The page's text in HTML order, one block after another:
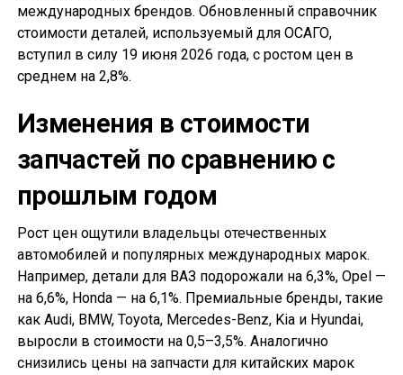
международных брендов. Обновленный справочник
стоимости деталей, используемый для ОСАГО,
вступил в силу 19 июня 2026 года, с ростом цен в
среднем на 2,8%.
Изменения в стоимости
запчастей по сравнению с
прошлым годом
Рост цен ощутили владельцы отечественных
автомобилей и популярных международных марок.
Например, детали для ВАЗ подорожали на 6,3%, Opel —
на 6,6%, Honda — на 6,1%. Премиальные бренды, такие
как Audi, BMW, Toyota, Mercedes-Benz, Kia и Hyundai,
выросли в стоимости на 0,5–3,5%. Аналогично
снизились цены на запчасти для китайских марок